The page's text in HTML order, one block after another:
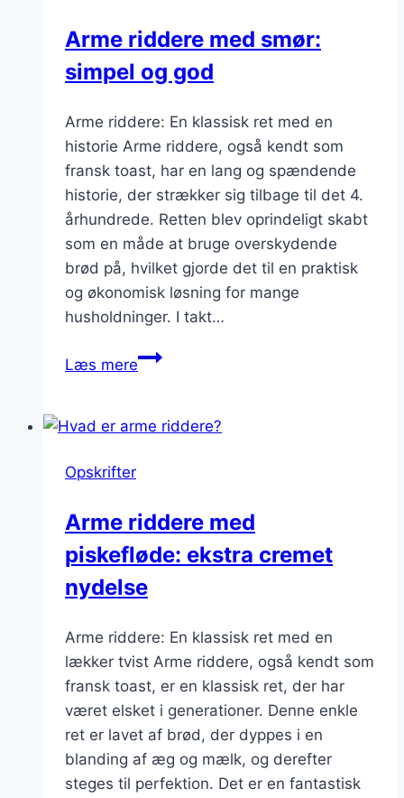
morgenmad
Arme riddere med smør:
simpel og god
Arme riddere: En klassisk ret med en
historie Arme riddere, også kendt som
fransk toast, har en lang og spændende
historie, der strækker sig tilbage til det 4.
århundrede. Retten blev oprindeligt skabt
som en måde at bruge overskydende
brød på, hvilket gjorde det til en praktisk
og økonomisk løsning for mange
husholdninger. I takt…
Læs mereArme
smør:
Opskrifter
Arme riddere med
piskefløde: ekstra cremet
nydelse
Arme riddere: En klassisk ret med en
lækker tvist Arme riddere, også kendt som
fransk toast, er en klassisk ret, der har
været elsket i generationer. Denne enkle
ret er lavet af brød, der dyppes i en
blanding af æg og mælk, og derefter
steges til perfektion. Det er en fantastisk